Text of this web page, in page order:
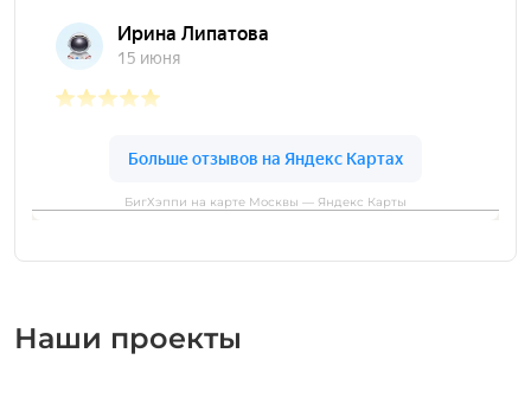
БигХэппи на карте Москвы — Яндекс Карты
Наши проекты